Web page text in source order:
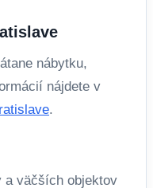
nábytku,
nájdete v
.
a väčších objektov